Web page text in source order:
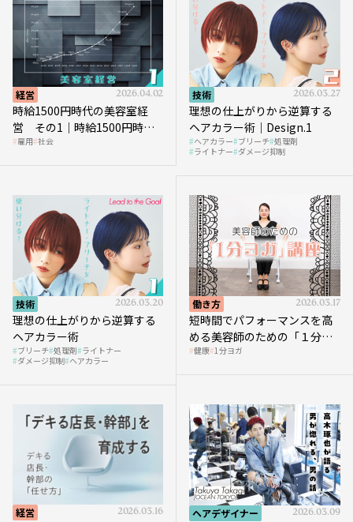
経営 2026.04.02
時給1500円時代の美容室経
営 その1｜時給1500円時代
へ向かう社会的背景
雇用 社会
技術 2026.03.27
理想の仕上がりから逆算する
ヘアカラー術｜Design.1
ヘアカラー ブリーチ 処理剤
ライトナー ダメージ抑制
技術 2026.03.20
理想の仕上がりから逆算する
ヘアカラー術
ブリーチ 処理剤 ライトナー
ダメージ抑制 ヘアカラー
働き方 2026.03.17
短時間でパフォーマンスを高
める美容師のための「１分ヨ
ガ」講座｜実践編
健康 1分ヨガ
経営 2026.03.16 ヘアデザイナー 2026.03.09